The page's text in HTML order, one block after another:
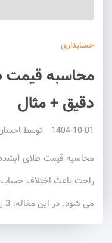
حسابداری
دقیق + مثال
1404-10-01 توسط
محاسبه قیمت طلای
راحت باعث اختلاف
می شود. در این مقاله، 3 روش رایج و کاربردی برای...